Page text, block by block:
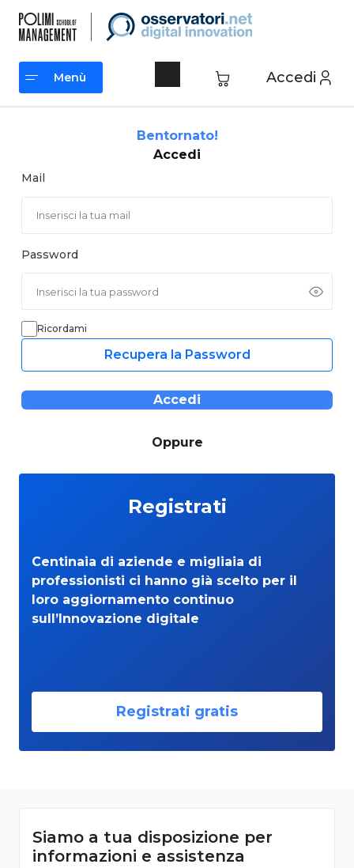
contenuto
Accedi
Menù
Bentornato!
Accedi
Mail
Password
Ricordami
Recupera la Password
Accedi
Oppure
Registrati
Centinaia di aziende e migliaia di
professionisti ci hanno già scelto per il
loro aggiornamento continuo
sull’Innovazione digitale
Registrati gratis
Siamo a tua disposizione per
informazioni e assistenza